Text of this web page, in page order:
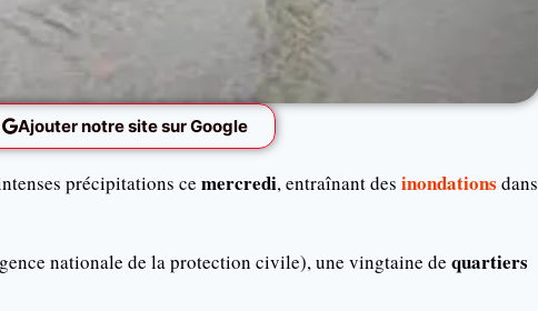
Ajouter notre site sur Google
précipitations ce mercredi, entraînant des inondations dans
nationale de la protection civile), une vingtaine de quartiers